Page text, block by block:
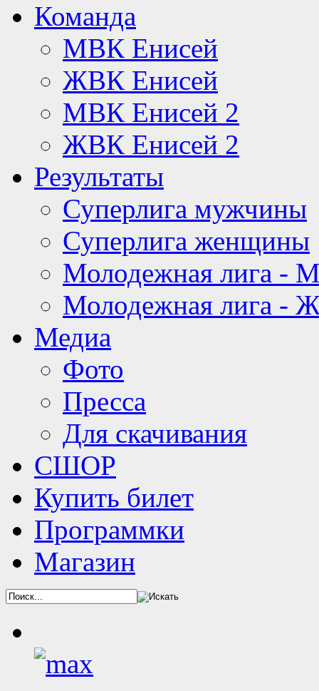
Команда
МВК Енисей
ЖВК Енисей
МВК Енисей 2
ЖВК Енисей 2
Результаты
Суперлига мужчины
Суперлига женщины
Молодежная лига -
Молодежная лига -
Медиа
Фото
Пресса
Для скачивания
СШОР
Купить билет
Программки
Магазин